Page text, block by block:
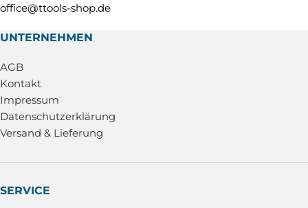
office@ttools-shop.de
UNTERNEHMEN
AGB
Kontakt
Impressum
Datenschutzerklärung
Versand & Lieferung
SERVICE